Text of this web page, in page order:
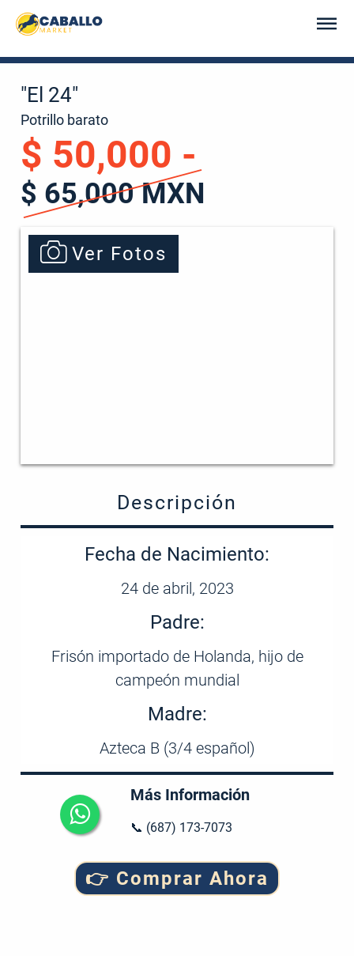
"El 24"
Potrillo barato
$ 50,000 -
$ 65,000 MXN
Ver Fotos
Descripción
Fecha de Nacimiento:
24 de abril, 2023
Padre:
Frisón importado de Holanda, hijo de
campeón mundial
Madre:
Azteca B (3/4 español)
Más Información
📞 (687) 173-7073
👉 Comprar Ahora